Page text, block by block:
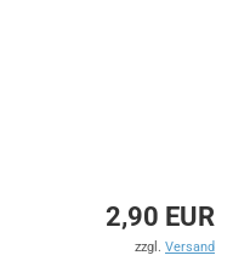
2,90 EUR
zzgl. Versand